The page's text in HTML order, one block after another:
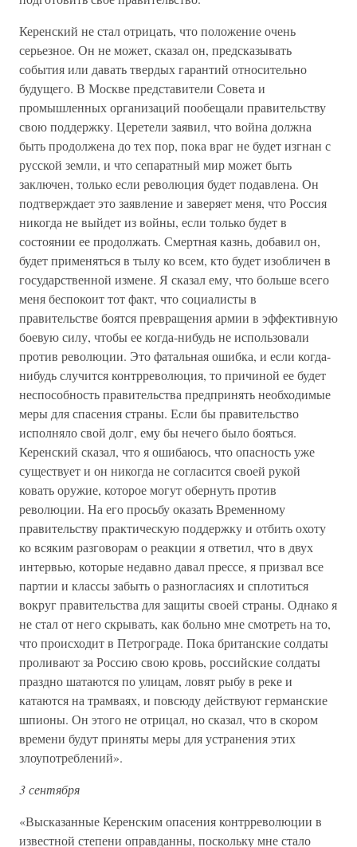
Керенский не стал отрицать, что положение очень
серьезное. Он не может, сказал он, предсказывать
события или давать твердых гарантий относительно
будущего. В Москве представители Совета и
промышленных организаций пообещали правительству
свою поддержку. Церетели заявил, что война должна
быть продолжена до тех пор, пока враг не будет изгнан с
русской земли, и что сепаратный мир может быть
заключен, только если революция будет подавлена. Он
подтверждает это заявление и заверяет меня, что Россия
никогда не выйдет из войны, если только будет в
состоянии ее продолжать. Смертная казнь, добавил он,
будет применяться в тылу ко всем, кто будет изобличен в
государственной измене. Я сказал ему, что больше всего
меня беспокоит тот факт, что социалисты в
правительстве боятся превращения армии в эффективную
боевую силу, чтобы ее когда-нибудь не использовали
против революции. Это фатальная ошибка, и если когда-
нибудь случится контрреволюция, то причиной ее будет
неспособность правительства предпринять необходимые
меры для спасения страны. Если бы правительство
исполняло свой долг, ему бы нечего было бояться.
Керенский сказал, что я ошибаюсь, что опасность уже
существует и он никогда не согласится своей рукой
ковать оружие, которое могут обернуть против
революции. На его просьбу оказать Временному
правительству практическую поддержку и отбить охоту
ко всяким разговорам о реакции я ответил, что в двух
интервью, которые недавно давал прессе, я призвал все
партии и классы забыть о разногласиях и сплотиться
вокруг правительства для защиты своей страны. Однако я
не стал от него скрывать, как больно мне смотреть на то,
что происходит в Петрограде. Пока британские солдаты
проливают за Россию свою кровь, российские солдаты
праздно шатаются по улицам, ловят рыбу в реке и
катаются на трамваях, и повсюду действуют германские
шпионы. Он этого не отрицал, но сказал, что в скором
времени будут приняты меры для устранения этих
злоупотреблений».
3 сентября
«Высказанные Керенским опасения контрреволюции в
известной степени оправданны, поскольку мне стало